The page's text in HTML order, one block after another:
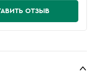
ОТЗЫВ